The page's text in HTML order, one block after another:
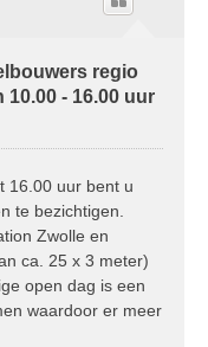
regio
10.00 - 16.00 uur
16.00 uur bent u
te bezichtigen.
Zwolle en
ca. 25 x 3 meter)
open dag is een
waardoor er meer